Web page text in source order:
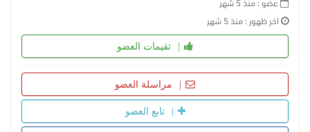
عضو : منذ 5 شهر
اخر ظهور : منذ 5 شهر
تقيمات العضو
مراسلة العضو
تابع العضو